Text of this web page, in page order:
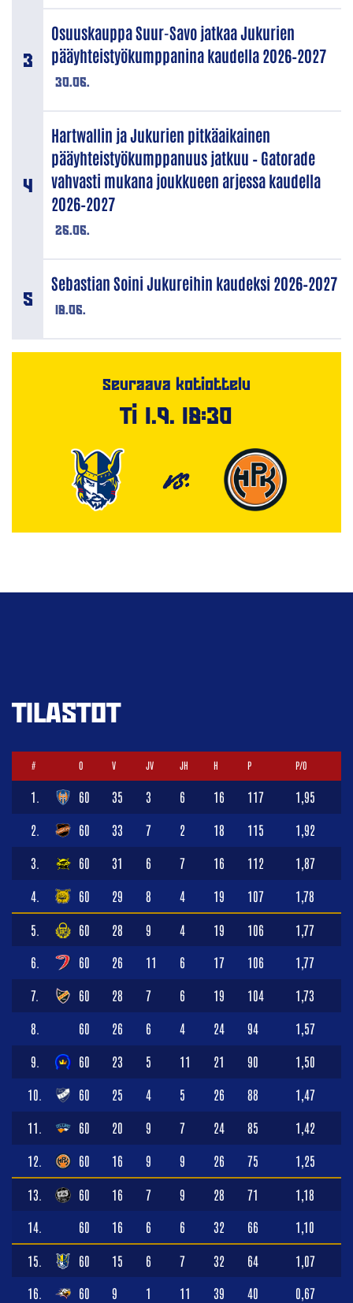
30.06.
Osuuskauppa Suur-Savo jatkaa Jukurien
pääyhteistyökumppanina kaudella 2026–2027
26.06.
Hartwallin ja Jukurien pitkäaikainen
pääyhteistyökumppanuus jatkuu – Gatorade
vahvasti mukana joukkueen arjessa kaudella
2026–2027
18.06.
Sebastian Soini Jukureihin kaudeksi 2026–2027
Seuraava kotiottelu
Ti 1.9. 18:30
VS.
TILASTOT
# O V JV JH H P P/O
1. 60 35 3 6 16 117 1,95
2. 60 33 7 2 18 115 1,92
3. 60 31 6 7 16 112 1,87
4. 60 29 8 4 19 107 1,78
5. 60 28 9 4 19 106 1,77
6. 60 26 11 6 17 106 1,77
7. 60 28 7 6 19 104 1,73
8. 60 26 6 4 24 94 1,57
9. 60 23 5 11 21 90 1,50
10. 60 25 4 5 26 88 1,47
11. 60 20 9 7 24 85 1,42
12. 60 16 9 9 26 75 1,25
13. 60 16 7 9 28 71 1,18
14. 60 16 6 6 32 66 1,10
15. 60 15 6 7 32 64 1,07
16. 60 9 1 11 39 40 0,67